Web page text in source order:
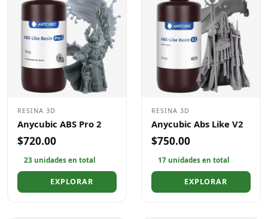
RESINA 3D
Anycubic ABS Pro 2
$720.00
23 unidades en total
EXPLORAR
RESINA 3D
Anycubic Abs Like V2
$750.00
17 unidades en total
EXPLORAR